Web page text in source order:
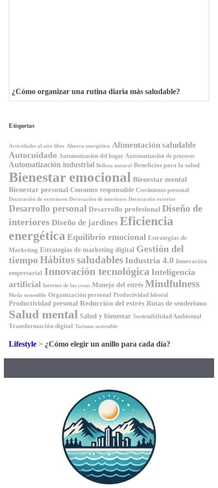
¿Cómo organizar una rutina diaria más saludable?
Etiquetas
Actividades al aire libre Ahorro energético Alimentación saludable
Autocuidado Automatización del hogar Automatización de procesos
Automatización industrial Belleza natural Beneficios para la salud
Bienestar emocional Bienestar mental
Bienestar personal Consumo responsable Crecimiento personal
Decoración de exteriores Decoración de interiores Decoración exterior
Desarrollo personal Desarrollo profesional Diseño de
interiores Diseño de jardines Eficiencia
energética Equilibrio emocional Estrategias de
Marketing Estrategias de marketing digital Gestión del
tiempo Hábitos saludables Industria 4.0 Innovación
empresarial Innovación tecnológica Inteligencia
artificial Internet de las cosas Manejo del estrés Mindfulness
Moda sostenible Organización personal Productividad laboral
Productividad personal Reducción del estrés Rutas de senderismo
Salud mental Salud y bienestar Sostenibilidad Ambiental
Transformación digital Turismo sostenible
Lifestyle > ¿Cómo elegir un anillo para cada día?